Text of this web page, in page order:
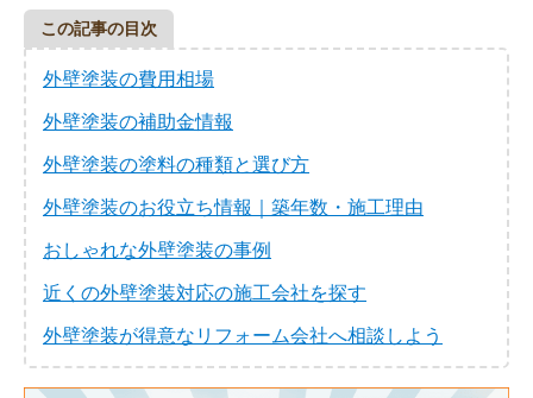
この記事の目次
外壁塗装の費用相場
外壁塗装の補助金情報
外壁塗装の塗料の種類と選び方
外壁塗装のお役立ち情報｜築年数・施工理由
おしゃれな外壁塗装の事例
近くの外壁塗装対応の施工会社を探す
外壁塗装が得意なリフォーム会社へ相談しよう